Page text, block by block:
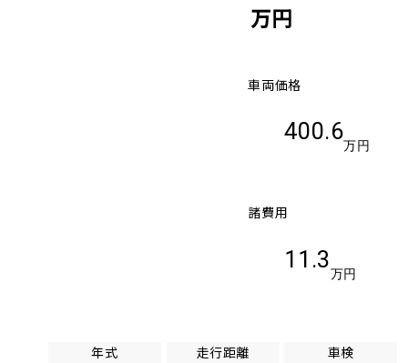
万円
車両価格
400.6
万円
諸費用
11.3
万円
年式
走行距離
車検